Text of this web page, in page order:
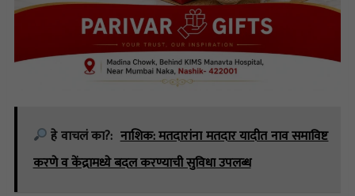
हे वाचलं का?: नाशिक: मतदारांना मतदार यादीत नाव समाविष्ट
करणे व केंद्रामध्ये बदल करण्याची सुविधा उपलब्ध